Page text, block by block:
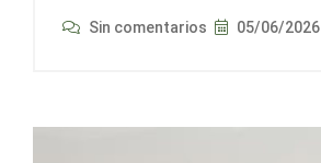
Sin comentarios 05/06/2026